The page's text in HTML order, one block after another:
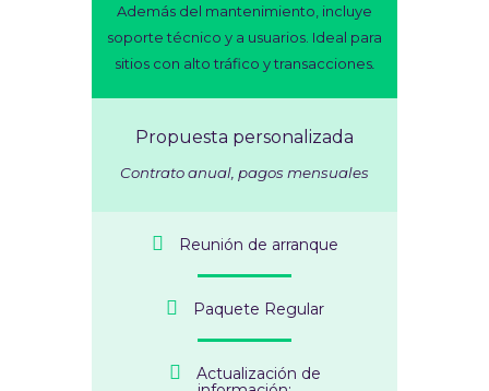
Además del mantenimiento, incluye
soporte técnico y a usuarios. Ideal para
sitios con alto tráfico y transacciones.
Propuesta personalizada
Contrato anual, pagos mensuales
Reunión de arranque
Paquete Regular
Actualización de